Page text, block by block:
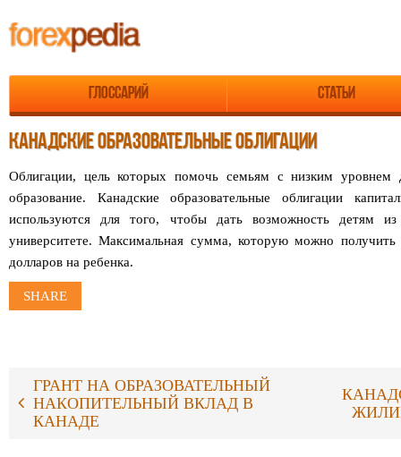
Глоссарий Статьи
КАНАДСКИЕ ОБРАЗОВАТЕЛЬНЫЕ ОБЛИГАЦИИ
Облигации, цель которых помочь семьям с низким уровнем
образование. Канадские образовательные облигации
используются для того, чтобы дать возможность детям
университете. Максимальная сумма, которую можно
долларов на ребенка.
SHARE
ГРАНТ НА ОБРАЗОВАТЕЛЬНЫЙ
НАКОПИТЕЛЬНЫЙ ВКЛАД В
КАНАДЕ